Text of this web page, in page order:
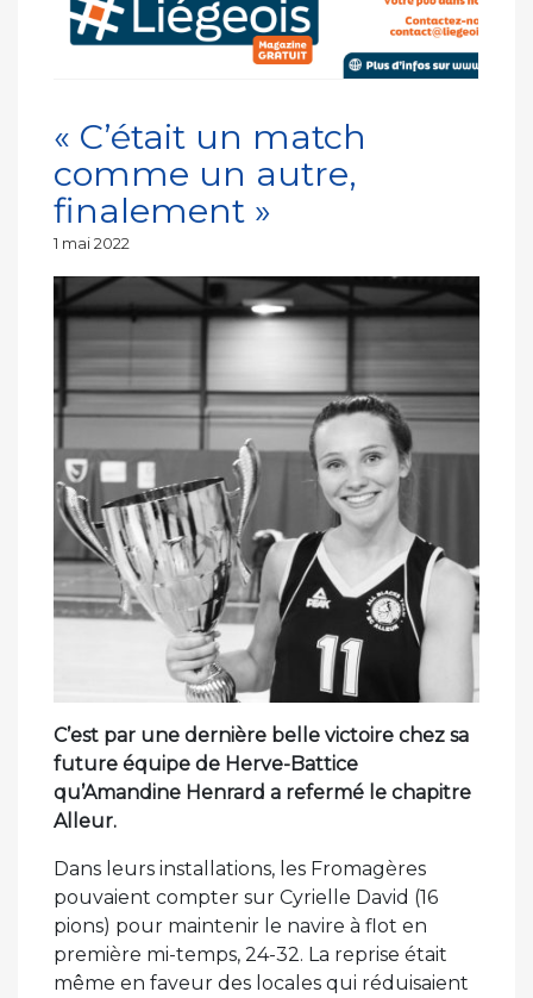
« C’était un match
comme un autre,
finalement »
Publié
1 mai 2022
C’est par une dernière belle victoire chez sa
future équipe de Herve-Battice
qu’Amandine Henrard a refermé le chapitre
Alleur.
Dans leurs installations, les Fromagères
pouvaient compter sur Cyrielle David (16
pions) pour maintenir le navire à flot en
première mi-temps, 24-32. La reprise était
même en faveur des locales qui réduisaient